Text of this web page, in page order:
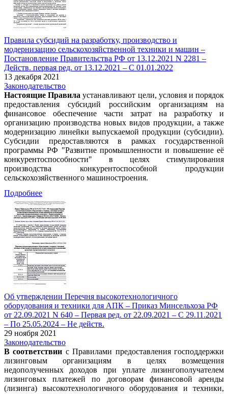
Правила субсидий на разработку, производство и
модернизацию сельскохозяйственной техники и машин –
Постановление Правительства РФ от 13.12.2021 N 2281 –
Действ. первая ред. от 13.12.2021 – С 01.01.2022
13 декабря 2021
Законодательство
Настоящие Правила устанавливают цели, условия и порядок
предоставления субсидий российским организациям на
финансовое обеспечение части затрат на разработку и
организацию производства новых видов продукции, а также
модернизацию линейки выпускаемой продукции (субсидии).
Субсидии предоставляются в рамках государственной
программы РФ "Развитие промышленности и повышение её
конкурентоспособности" в целях стимулирования
производства конкурентоспособной продукции
сельскохозяйственного машиностроения.
Подробнее
Об утверждении Перечня высокотехнологичного
оборудования и техники для АПК – Приказ Минсельхоза РФ
от 22.09.2021 N 640 – Первая ред. от 22.09.2021 – С 29.11.2021
– По 25.05.2024 – Не действ.
29 ноября 2021
Законодательство
В соответствии с Правилами предоставления господдержки
лизинговым организациям в целях возмещения
недополученных доходов при уплате лизингополучателем
лизинговых платежей по договорам финансовой аренды
(лизинга) высокотехнологичного оборудования и техники,